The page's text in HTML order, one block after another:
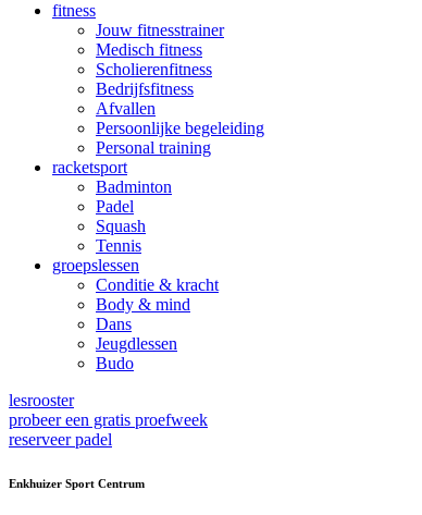
fitness
Jouw fitnesstrainer
Medisch fitness
Scholierenfitness
Bedrijfsfitness
Afvallen
Persoonlijke begeleiding
Personal training
racketsport
Badminton
Padel
Squash
Tennis
groepslessen
Conditie & kracht
Body & mind
Dans
Jeugdlessen
Budo
lesrooster
probeer een gratis proefweek
reserveer padel
Enkhuizer Sport Centrum